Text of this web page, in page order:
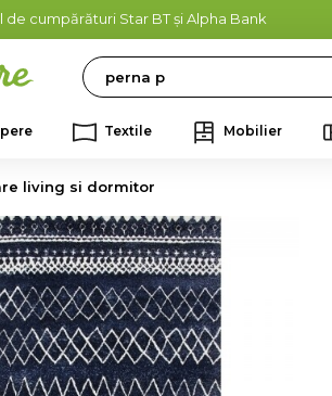
de cumpărături Star BT și Alpha Bank
Search
Textile Mobilier
living si dormitor